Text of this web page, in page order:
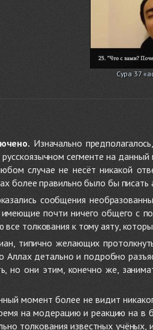
Сура 37
Изначально
сегменте на
случае не несёт никакой
более правильно было бы
сообщения
почти ничего общего
толкования к тому аяту,
типично желающих
Аллах детально и подробно
но они этим, конечно же,
момент более не видит
на модерацию и реакцию на в
толкования известных